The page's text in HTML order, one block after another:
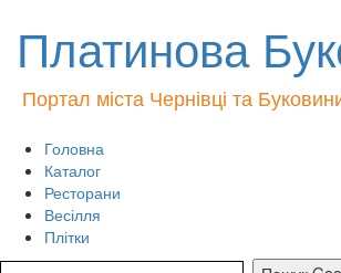
Платинова
Портал міста Чернівці та
Головна
Каталог
Ресторани
Весілля
Плітки